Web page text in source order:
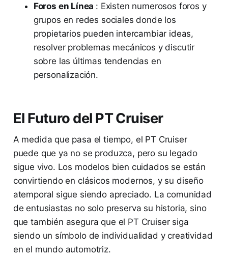
Foros en Línea : Existen numerosos foros y
grupos en redes sociales donde los
propietarios pueden intercambiar ideas,
resolver problemas mecánicos y discutir
sobre las últimas tendencias en
personalización.
El Futuro del PT Cruiser
A medida que pasa el tiempo, el PT Cruiser
puede que ya no se produzca, pero su legado
sigue vivo. Los modelos bien cuidados se están
convirtiendo en clásicos modernos, y su diseño
atemporal sigue siendo apreciado. La comunidad
de entusiastas no solo preserva su historia, sino
que también asegura que el PT Cruiser siga
siendo un símbolo de individualidad y creatividad
en el mundo automotriz.